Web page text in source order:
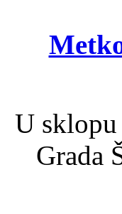
U sklopu
Grada